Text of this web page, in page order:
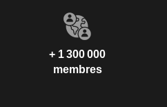
+ 1 300 000
membres